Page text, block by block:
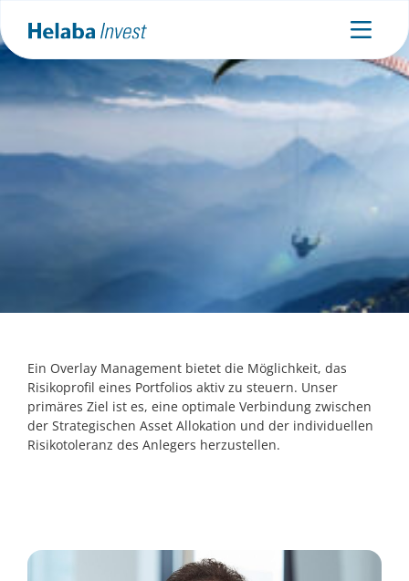
Risikomanagement beginnt bei der Strategischen Asset
Allokation
Ein Overlay Management bietet die Möglichkeit, das
Risikoprofil eines Portfolios aktiv zu steuern. Unser
primäres Ziel ist es, eine optimale Verbindung zwischen
der Strategischen Asset Allokation und der individuellen
Risikotoleranz des Anlegers herzustellen.